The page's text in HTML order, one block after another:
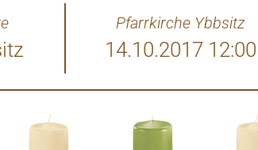
Pfarrkirche Ybbsitz
14.10.2017 12:00